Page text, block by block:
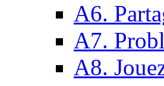
A6.
A7.
A8.